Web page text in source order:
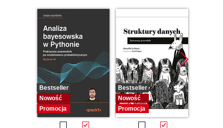
Bestseller
Nowość
Promocja
Bestseller
Nowość
Promocja